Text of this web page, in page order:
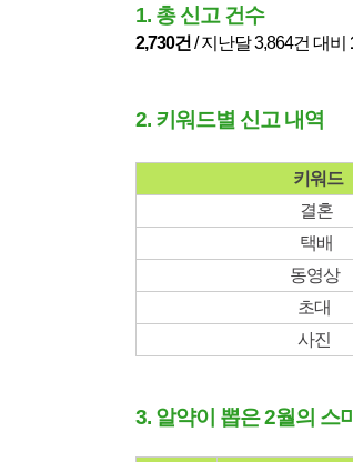
1. 총 신고 건수
2,730건 / 지난달 3,864건 대비
2. 키워드별 신고 내역
키워드
결혼
택배
동영상
초대
사진
3. 알약이 뽑은 2월의 스